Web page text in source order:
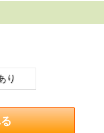
れる場合がございま
ます。
）
り